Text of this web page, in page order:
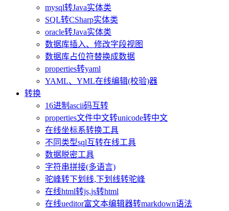
mysql转Java实体类
SQL转CSharp实体类
oracle转Java实体类
数据库插入、修改字段视图
数据库占位符替换成数据
properties转yaml
YAML、YML在线编辑(校验)器
转换
16进制ascii码互转
properties文件中文转unicode转中文
在线坐标系转换工具
不同类型sql互转在线工具
数据脱密工具
字符串拼接(多语言)
驼峰转下划线,下划线转驼峰
在线html转js,js转html
在线ueditor富文本编辑器转markdown语法